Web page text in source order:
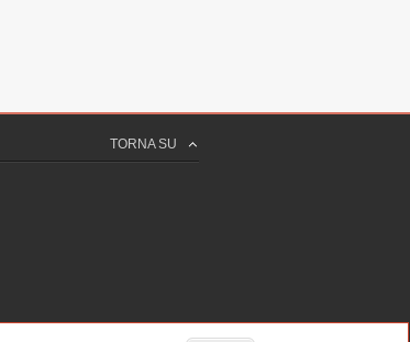
TORNA SU